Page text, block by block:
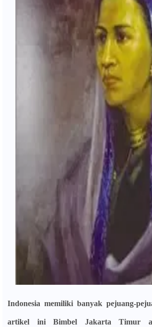
Indonesia memiliki banyak pejuang-
artikel ini Bimbel Jakarta Timur